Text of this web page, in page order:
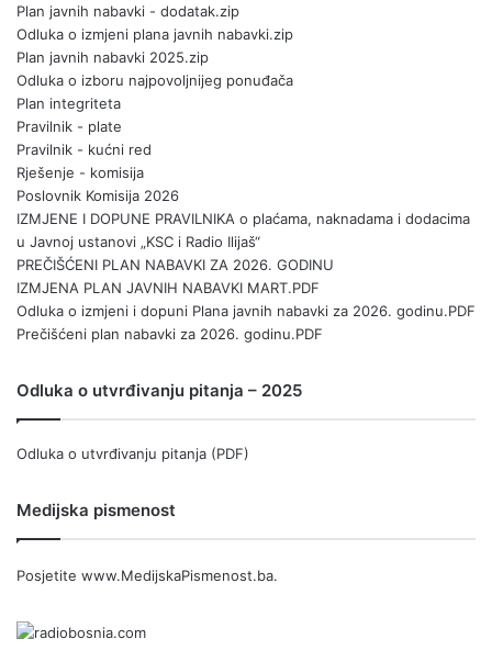
Plan javnih nabavki - dodatak.zip
Odluka o izmjeni plana javnih nabavki.zip
Plan javnih nabavki 2025.zip
Odluka o izboru najpovoljnijeg ponuđača
Plan integriteta
Pravilnik - plate
Pravilnik - kućni red
Rješenje - komisija
Poslovnik Komisija 2026
IZMJENE I DOPUNE PRAVILNIKA o plaćama, naknadama i dodacima
u Javnoj ustanovi „KSC i Radio Ilijaš“
PREČIŠĆENI PLAN NABAVKI ZA 2026. GODINU
IZMJENA PLAN JAVNIH NABAVKI MART.PDF
Odluka o izmjeni i dopuni Plana javnih nabavki za 2026. godinu.PDF
Prečišćeni plan nabavki za 2026. godinu.PDF
Odluka o utvrđivanju pitanja – 2025
Odluka o utvrđivanju pitanja (PDF)
Medijska pismenost
Posjetite www.MedijskaPismenost.ba.